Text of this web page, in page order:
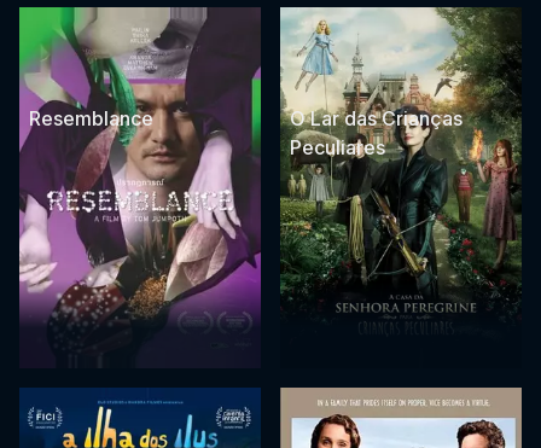
Resemblance
O Lar das Crianças
Peculiares